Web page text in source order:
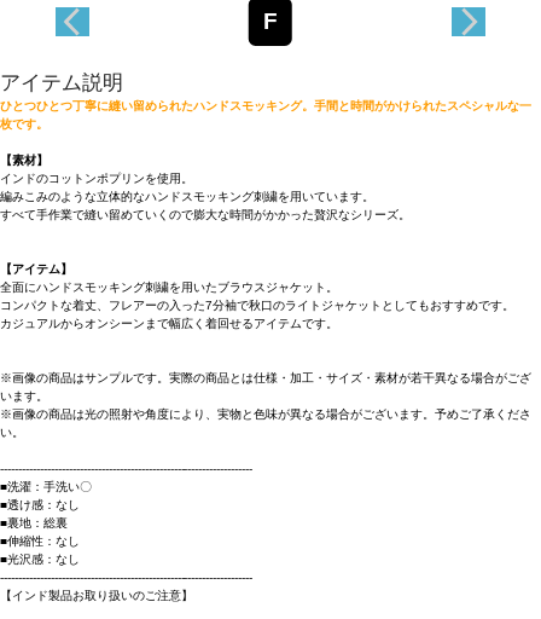
F
アイテム説明
ひとつひとつ丁寧に縫い留められたハンドスモッキング。手間と時間がかけられたスペシャルな一
枚です。
【素材】
インドのコットンポプリンを使用。
編みこみのような立体的なハンドスモッキング刺繍を用いています。
すべて手作業で縫い留めていくので膨大な時間がかかった贅沢なシリーズ。
【アイテム】
全面にハンドスモッキング刺繍を用いたブラウスジャケット。
コンパクトな着丈、フレアーの入った7分袖で秋口のライトジャケットとしてもおすすめです。
カジュアルからオンシーンまで幅広く着回せるアイテムです。
※画像の商品はサンプルです。実際の商品とは仕様・加工・サイズ・素材が若干異なる場合がござ
います。
※画像の商品は光の照射や角度により、実物と色味が異なる場合がございます。予めご了承くださ
い。
----------------------------------------------------------------------
■洗濯：手洗い〇
■透け感：なし
■裏地：総裏
■伸縮性：なし
■光沢感：なし
----------------------------------------------------------------------
【インド製品お取り扱いのご注意】